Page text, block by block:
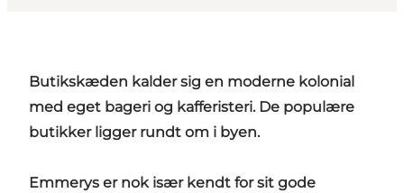
Butikskæden kalder sig en moderne kolonial
med eget bageri og kafferisteri. De populære
butikker ligger rundt om i byen.
Emmerys er nok især kendt for sit gode